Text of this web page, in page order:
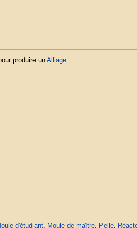
produire un Alliage.
d'étudiant, Moule de maître, Pelle,